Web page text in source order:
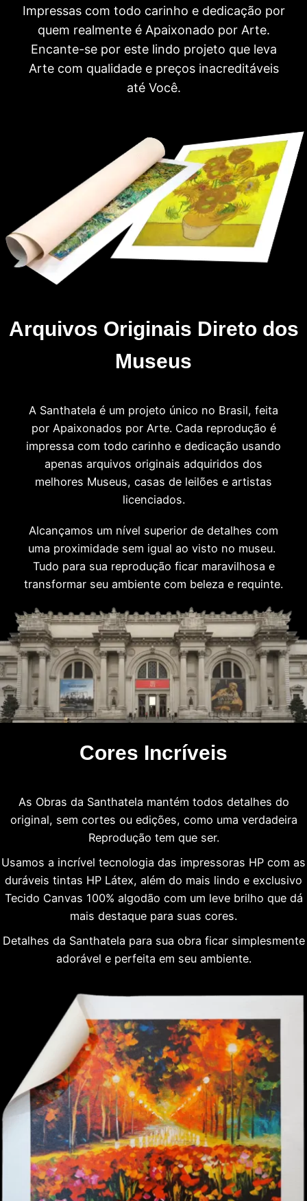
Impressas com todo carinho e dedicação por
quem realmente é Apaixonado por Arte.
Encante-se por este lindo projeto que leva
Arte com qualidade e preços inacreditáveis
até Você.
Arquivos Originais Direto dos
Museus
A Santhatela é um projeto único no Brasil, feita
por Apaixonados por Arte. Cada reprodução é
impressa com todo carinho e dedicação usando
apenas arquivos originais adquiridos dos
melhores Museus, casas de leilões e artistas
licenciados.
Alcançamos um nível superior de detalhes com
uma proximidade sem igual ao visto no museu.
Tudo para sua reprodução ficar maravilhosa e
transformar seu ambiente com beleza e requinte.
Cores Incríveis
As Obras da Santhatela mantém todos detalhes do
original, sem cortes ou edições, como uma verdadeira
Reprodução tem que ser.
Usamos a incrível tecnologia das impressoras HP com as
duráveis tintas HP Látex, além do mais lindo e exclusivo
Tecido Canvas 100% algodão com um leve brilho que dá
mais destaque para suas cores.
Detalhes da Santhatela para sua obra ficar simplesmente
adorável e perfeita em seu ambiente.